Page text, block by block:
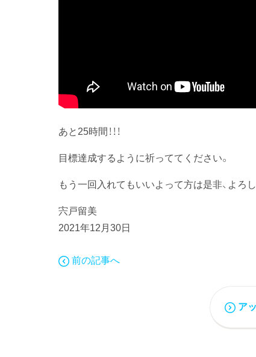
あと25時間！！！
目標達成するように祈っててください。
もう一回入れてもいいよって方は是非、よろ
宍戸留美
2021年12月30日
前の記事へ
ア